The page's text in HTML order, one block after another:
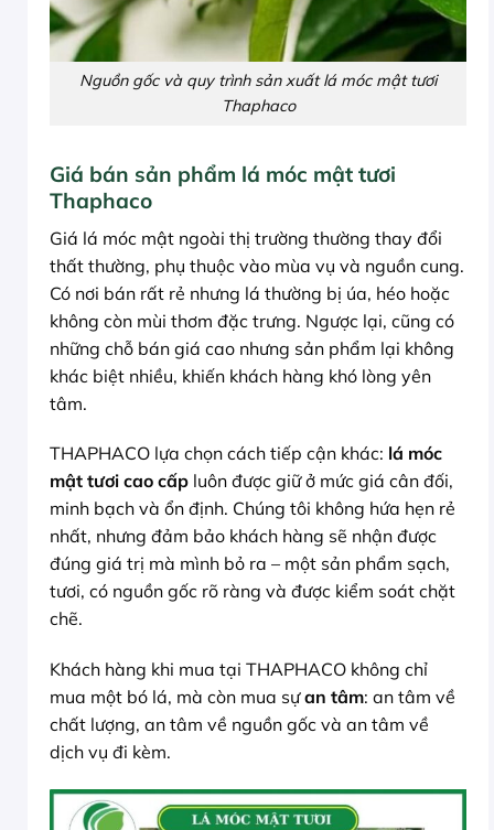
Nguồn gốc và quy trình sản xuất lá móc mật tươi
Thaphaco
Giá bán sản phẩm lá móc mật tươi
Thaphaco
Giá lá móc mật ngoài thị trường thường thay đổi
thất thường, phụ thuộc vào mùa vụ và nguồn cung.
Có nơi bán rất rẻ nhưng lá thường bị úa, héo hoặc
không còn mùi thơm đặc trưng. Ngược lại, cũng có
những chỗ bán giá cao nhưng sản phẩm lại không
khác biệt nhiều, khiến khách hàng khó lòng yên
tâm.
THAPHACO lựa chọn cách tiếp cận khác: lá móc
mật tươi cao cấp luôn được giữ ở mức giá cân đối,
minh bạch và ổn định. Chúng tôi không hứa hẹn rẻ
nhất, nhưng đảm bảo khách hàng sẽ nhận được
đúng giá trị mà mình bỏ ra – một sản phẩm sạch,
tươi, có nguồn gốc rõ ràng và được kiểm soát chặt
chẽ.
Khách hàng khi mua tại THAPHACO không chỉ
mua một bó lá, mà còn mua sựan tâm: an tâm về
chất lượng, an tâm về nguồn gốc và an tâm về
dịch vụ đi kèm.